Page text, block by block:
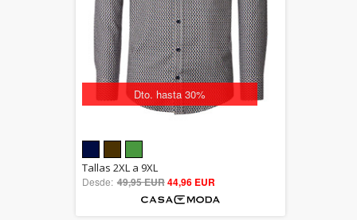
Dto. hasta 30%
5.00
out of 5
Tallas 2XL a 9XL
Desde: 49,95 EUR44,96 EUR